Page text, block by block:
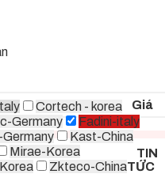
Cortech - korea
Germany
Fadini-italy
Kast-China
Mirae-Korea
Zkteco-China
Giá
TIN
TỨC